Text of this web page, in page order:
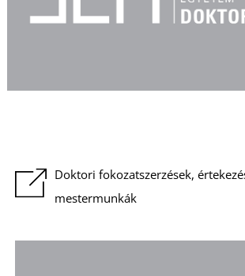
Doktori fokozatszerzések,
mestermunkák